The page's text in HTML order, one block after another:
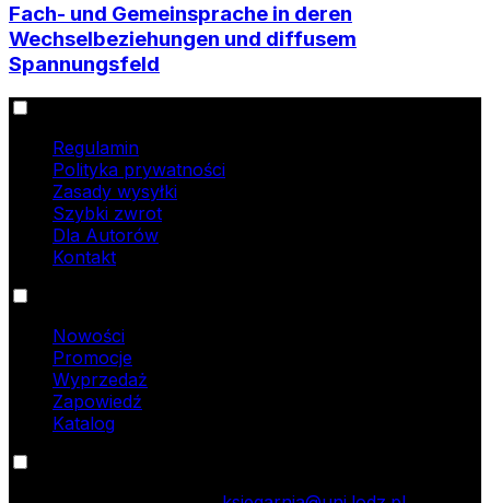
Fach- und Gemeinsprache in deren
Wechselbeziehungen und diffusem
Spannungsfeld
Regulamin
Polityka prywatności
Zasady wysyłki
Szybki zwrot
Dla Autorów
Kontakt
Nowości
Promocje
Wyprzedaż
Zapowiedź
Katalog